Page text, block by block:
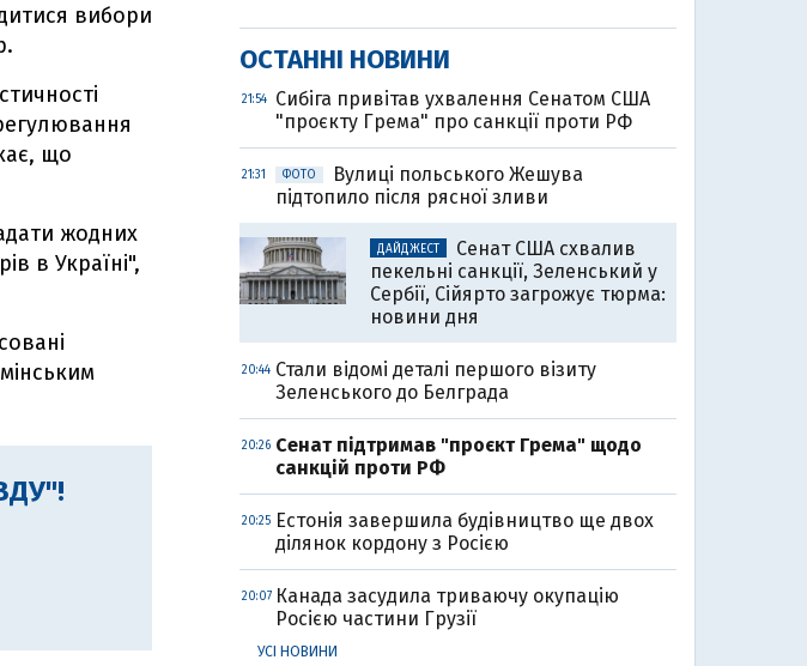
вибори
що
жодних
в Україні",
ОСТАННІ НОВИНИ
21:54
Cибіга привітав ухвалення Сенатом США
"проєкту Грема" про санкції проти РФ
21:31 ФОТО
Вулиці польського Жешува
підтопило після рясної зливи
ДАЙДЖЕСТ
Сенат США схвалив
пекельні санкції, Зеленський у
Сербії, Сійярто загрожує тюрма:
новини дня
20:44 Стали відомі деталі першого візиту
Зеленського до Белграда
20:26 Cенат підтримав "проєкт Грема" щодо
санкцій проти РФ
20:25
Естонія завершила будівництво ще двох
ділянок кордону з Росією
20:07 Канада засудила триваючу окупацію
Росією частини Грузії
УСІ НОВИНИ